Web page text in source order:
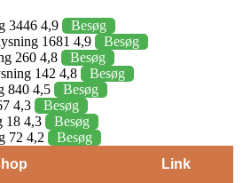
3446 4,9
Besøg
1681 4,9
Besøg
260 4,8
Besøg
142 4,8
Besøg
840 4,5
Besøg
4,3
Besøg
18 4,3
Besøg
72 4,2
Besøg
Link